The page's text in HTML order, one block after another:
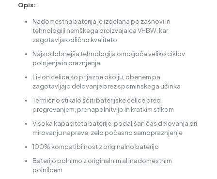
Opis:
Nadomestna baterija je izdelana po zasnovi in
tehnologiji nemškega proizvajalca VHBW, kar
zagotavlja odlično kvaliteto
Najsodobnejša tehnologija omogoča veliko ciklov
polnjenja in praznjenja
Li-Ion celice so prijazne okolju, obenem pa
zagotavljajo delovanje brez spominskega učinka
Termično stikalo ščiti baterijske celice pred
pregrevanjem, prenapolnitvijo in kratkim stikom
Visoka kapaciteta baterije, podaljšan čas delovanja pri
mirovanju naprave, zelo počasno samopraznjenje
100% kompatibilnost z originalno baterijo
Baterijo polnimo z originalnim ali nadomestnim
polnilcem